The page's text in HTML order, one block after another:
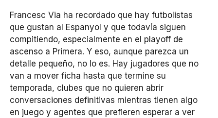
Francesc Via ha recordado que hay futbolistas
que gustan al Espanyol y que todavía siguen
compitiendo, especialmente en el playoff de
ascenso a Primera. Y eso, aunque parezca un
detalle pequeño, no lo es. Hay jugadores que no
van a mover ficha hasta que termine su
temporada, clubes que no quieren abrir
conversaciones definitivas mientras tienen algo
en juego y agentes que prefieren esperar a ver